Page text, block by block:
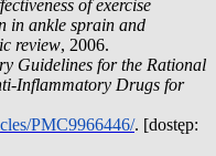
of exercise
in ankle sprain and
review, 2006.
Guidelines for the Rational
Inflammatory Drugs for
PMC9966446/. [dostęp: